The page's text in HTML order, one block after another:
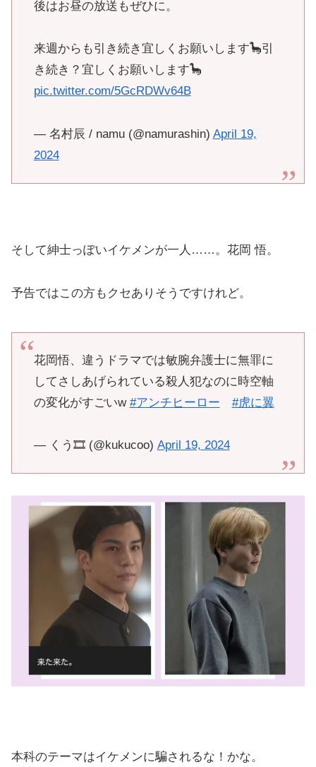
き続き？宜しくお願いします🦕
pic.twitter.com/5GcRDWv64B
2024
花岡悟、違うドラマでは敏腕弁護士に無罪に
してさしあげられている殺人犯なのに時空軸
の変化がすごいw#アンチヒーロー #虎に翼